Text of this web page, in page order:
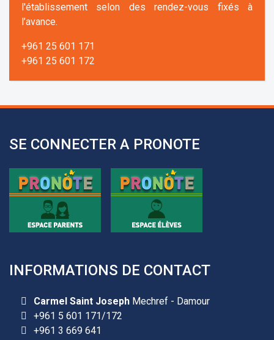
l'établissement selon des rendez-vous fixés à
l’avance.
+961 25 601 171
+961 25 601 172
SE CONNECTER A PRONOTE
INFORMATIONS DE CONTACT
Carmel Saint Joseph Mechref - Damour
+961 5 601 171/172
+961 3 669 641